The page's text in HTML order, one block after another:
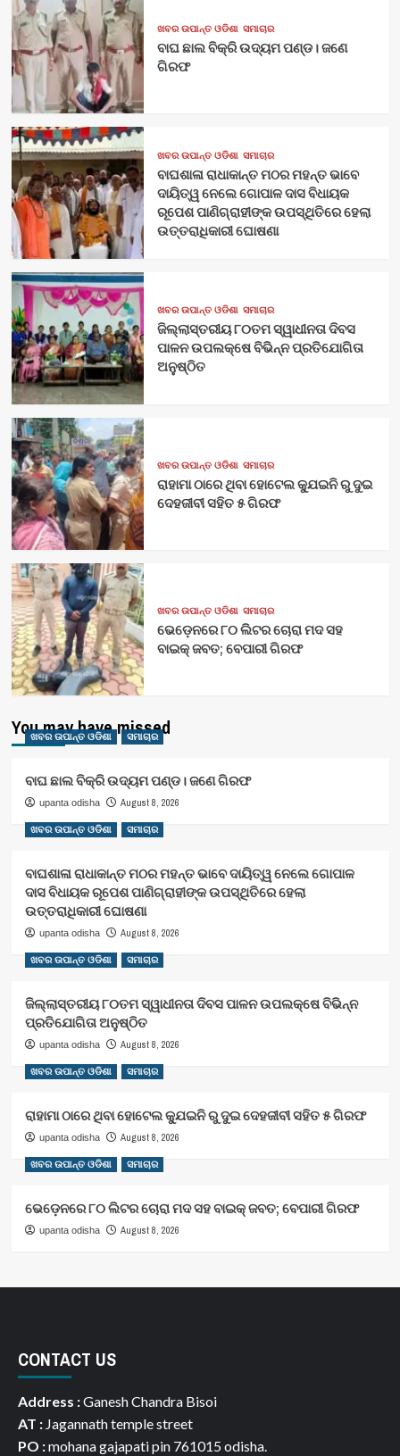
ଖବର ଉପାନ୍ତ ଓଡିଶା ସମାଚାର
ବାଘ ଛାଲ ବିକ୍ରି ଉଦ୍ୟମ ପଣ୍ଡ। ଜଣେ
ଗିରଫ
ଖବର ଉପାନ୍ତ ଓଡିଶା ସମାଚାର
ବାଘଶାଳା ରାଧାକାନ୍ତ ମଠର ମହନ୍ତ ଭାବେ
ଦାୟିତ୍ୱ ନେଲେ ଗୋପାଳ ଦାସ ବିଧାୟକ
ରୂପେଶ ପାଣିଗ୍ରାହୀଙ୍କ ଉପସ୍ଥିତିରେ ହେଲା
ଉତ୍ତରାଧିକାରୀ ଘୋଷଣା
ଖବର ଉପାନ୍ତ ଓଡିଶା ସମାଚାର
ଜିଲ୍ଲାସ୍ତରୀୟ ୮୦ତମ ସ୍ୱାଧୀନତା ଦିବସ
ପାଳନ ଉପଲକ୍ଷେ ବିଭିନ୍ନ ପ୍ରତିଯୋଗିତା
ଅନୁଷ୍ଠିତ
ଖବର ଉପାନ୍ତ ଓଡିଶା ସମାଚାର
ରାହାମା ଠାରେ ଥିବା ହୋଟେଲ କ୍ଯୁଇନି ରୁ ଦୁଇ
ଦେହଜୀବୀ ସହିତ ୫ ଗିରଫ
ଖବର ଉପାନ୍ତ ଓଡିଶା ସମାଚାର
ଭେଡ଼େନରେ ୮୦ ଲିଟର ଚୋରା ମଦ ସହ
ବାଇକ୍ ଜବତ; ବେପାରୀ ଗିରଫ
You may have missed
ଖବର ଉପାନ୍ତ ଓଡିଶା ସମାଚାର
ବାଘ ଛାଲ ବିକ୍ରି ଉଦ୍ୟମ ପଣ୍ଡ। ଜଣେ ଗିରଫ
upanta odisha August 8, 2026
ଖବର ଉପାନ୍ତ ଓଡିଶା ସମାଚାର
ବାଘଶାଳା ରାଧାକାନ୍ତ ମଠର ମହନ୍ତ ଭାବେ ଦାୟିତ୍ୱ ନେଲେ ଗୋପାଳ
ଦାସ ବିଧାୟକ ରୂପେଶ ପାଣିଗ୍ରାହୀଙ୍କ ଉପସ୍ଥିତିରେ ହେଲା
ଉତ୍ତରାଧିକାରୀ ଘୋଷଣା
upanta odisha August 8, 2026
ଖବର ଉପାନ୍ତ ଓଡିଶା ସମାଚାର
ଜିଲ୍ଲାସ୍ତରୀୟ ୮୦ତମ ସ୍ୱାଧୀନତା ଦିବସ ପାଳନ ଉପଲକ୍ଷେ ବିଭିନ୍ନ
ପ୍ରତିଯୋଗିତା ଅନୁଷ୍ଠିତ
upanta odisha August 8, 2026
ଖବର ଉପାନ୍ତ ଓଡିଶା ସମାଚାର
ରାହାମା ଠାରେ ଥିବା ହୋଟେଲ କ୍ଯୁଇନି ରୁ ଦୁଇ ଦେହଜୀବୀ ସହିତ ୫ ଗିରଫ
upanta odisha August 8, 2026
ଖବର ଉପାନ୍ତ ଓଡିଶା ସମାଚାର
ଭେଡ଼େନରେ ୮୦ ଲିଟର ଚୋରା ମଦ ସହ ବାଇକ୍ ଜବତ; ବେପାରୀ ଗିରଫ
upanta odisha August 8, 2026
CONTACT US
Address :Ganesh Chandra Bisoi
AT : Jagannath temple street
PO :mohana gajapati pin 761015 odisha.